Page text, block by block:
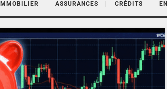
IMMOBILIER ASSURANCES CRÉDITS